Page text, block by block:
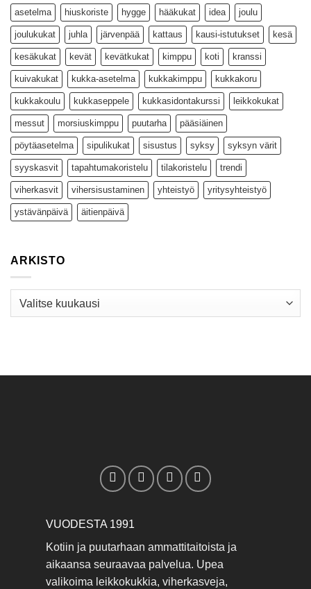
asetelma hiuskoriste hygge hääkukat idea joulu
joulukukat juhla järvenpää kattaus kausi-istutukset kesä
kesäkukat kevät kevätkukat kimppu koti kranssi
kuivakukat kukka-asetelma kukkakimppu kukkakoru
kukkakoulu kukkaseppele kukkasidontakurssi leikkokukat
messut morsiuskimppu puutarha pääsiäinen
pöytäasetelma sipulikukat sisustus syksy syksyn värit
syyskasvit tapahtumakoristelu tilakoristelu trendi
viherkasvit vihersisustaminen yhteistyö yritysyhteistyö
ystävänpäivä äitienpäivä
ARKISTO
Arkisto
VUODESTA 1991
Kotiin ja puutarhaan ammattitaitoista ja
aikaansa seuraavaa palvelua. Upea
valikoima leikkokukkia, viherkasveja,